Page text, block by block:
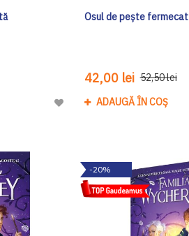
Adaugă
Dorinte
Osul de pește fermecat
42,00 lei 52,50 lei
ADAUGĂ ÎN COȘ
-20%